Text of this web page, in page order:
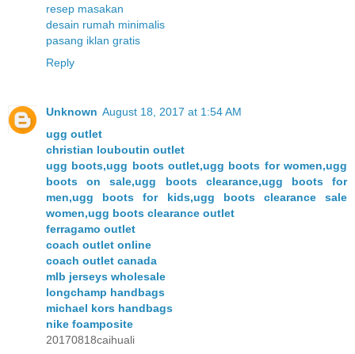
resep masakan
desain rumah minimalis
pasang iklan gratis
Reply
Unknown August 18, 2017 at 1:54 AM
ugg outlet
christian louboutin outlet
ugg boots,ugg boots outlet,ugg boots for women,ugg
boots on sale,ugg boots clearance,ugg boots for
men,ugg boots for kids,ugg boots clearance sale
women,ugg boots clearance outlet
ferragamo outlet
coach outlet online
coach outlet canada
mlb jerseys wholesale
longchamp handbags
michael kors handbags
nike foamposite
20170818caihuali